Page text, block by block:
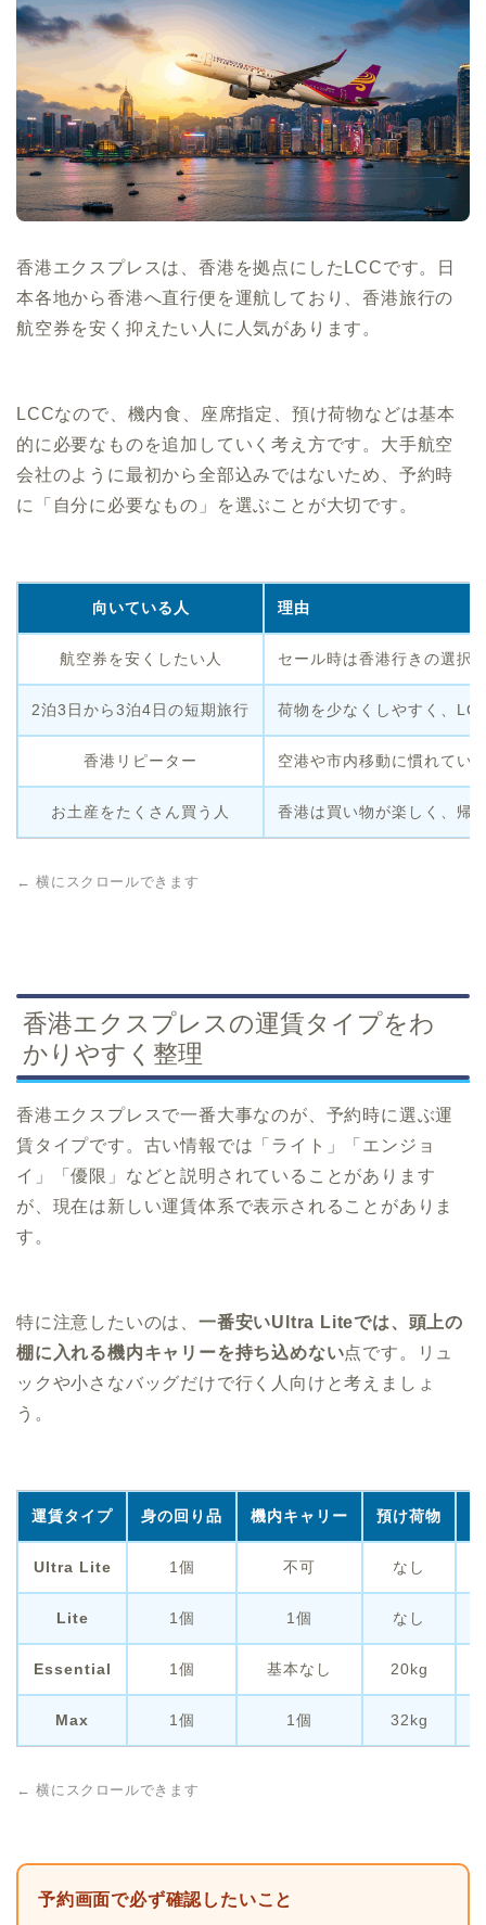
香港エクスプレスは、香港を拠点にしたLCCです。日
本各地から香港へ直行便を運航しており、香港旅行の
航空券を安く抑えたい人に人気があります。
LCCなので、機内食、座席指定、預け荷物などは基本
的に必要なものを追加していく考え方です。大手航空
会社のように最初から全部込みではないため、予約時
に「自分に必要なもの」を選ぶことが大切です。
向いている人 理由
航空券を安くしたい人 セール時は香港行きの選択
2泊3日から3泊4日の短期旅行 荷物を少なくしやすく、
香港リピーター 空港や市内移動に慣れてい
お土産をたくさん買う人 香港は買い物が楽しく、帰
← 横にスクロールできます
香港エクスプレスの運賃タイプをわ
かりやすく整理
香港エクスプレスで一番大事なのが、予約時に選ぶ運
賃タイプです。古い情報では「ライト」「エンジョ
イ」「優限」などと説明されていることがあります
が、現在は新しい運賃体系で表示されることがありま
す。
特に注意したいのは、 一番安いUltra Liteでは、頭上の
棚に入れる機内キャリーを持ち込めない点です。リュ
ックや小さなバッグだけで行く人向けと考えましょ
う。
運賃タイプ 身の回り品 機内キャリー 預け荷物
Ultra Lite 1個 不可 なし
Lite 1個 1個 なし
Essential 1個 基本なし 20kg
Max 1個 1個 32kg
← 横にスクロールできます
予約画面で必ず確認したいこと